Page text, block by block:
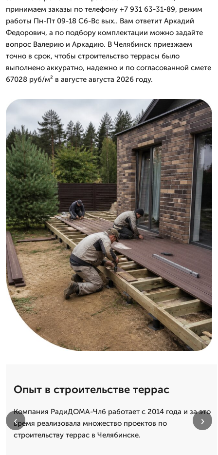
принимаем заказы по телефону +7 931 63-31-89, режим
работы Пн-Пт 09-18 Сб-Вс вых.. Вам ответит Аркадий
Федорович, а по подбору комплектации можно задайте
вопрос Валерию и Аркадию. В Челябинск приезжаем
точно в срок, чтобы строительство террасы было
выполнено аккуратно, надежно и по согласованной смете
67028 руб/м² в августе августа 2026 году.
Опыт в строительстве террас
Компания РадиДОМА-Члб работает с 2014 года и за это
время реализовала множество проектов по
строительству террас в Челябинске.
‹ ›